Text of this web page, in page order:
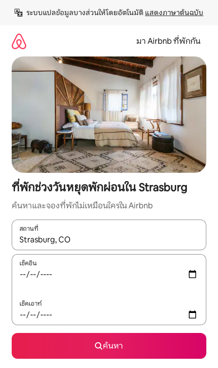
เนื้อหา
ระบบแปลข้อมูลบางส่วนให้โดยอัตโนมัติ แสดงภาษาต้นฉบับ
มา Airbnb ที่พักกัน
ที่พักช่วงวันหยุดพักผ่อนใน Strasburg
ค้นหาและจองที่พักไม่เหมือนใครใน Airbnb
สถานที่
ใช้ลูกศรขึ้นลง หรือใช้การสัมผัสหรือปัด เพื่อสำรวจผลการค้นหา
เช็คอิน
เช็คเอาท์
ค้นหา